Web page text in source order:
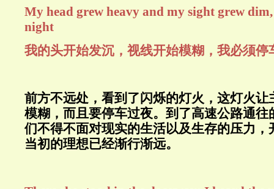
My head grew heavy and my sight grew
night
我的头开始发沉，视线开始模糊，我必须停
前方不远处，看到了闪烁的灯火，这灯火让
模糊，而且要停车过夜。到了高速公路通往
们不得不面对现实的生活以及生存的压力，
当初的理想已经渐行渐远。